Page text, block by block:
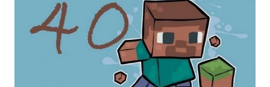
|
41#
MINECRAFT
:
D7OOMY999